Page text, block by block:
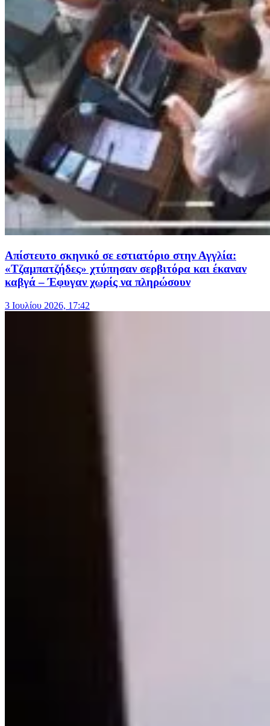
Aπίστευτο σκηνικό σε εστιατόριο στην Αγγλία:
«Τζαμπατζήδες» χτύπησαν σερβιτόρα και έκαναν
καβγά – Έφυγαν χωρίς να πληρώσουν
3 Ιουλίου 2026, 17:42